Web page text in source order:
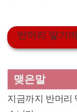
반머리 땋기
맺은말
지금까지 반머리